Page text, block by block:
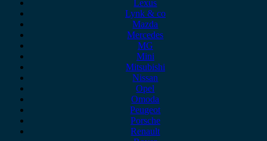
Lexus
Lynk & co
Mazda
Mercedes
MG
Mini
Mitsubishi
Nissan
Opel
Omoda
Peugeot
Porsche
Renault